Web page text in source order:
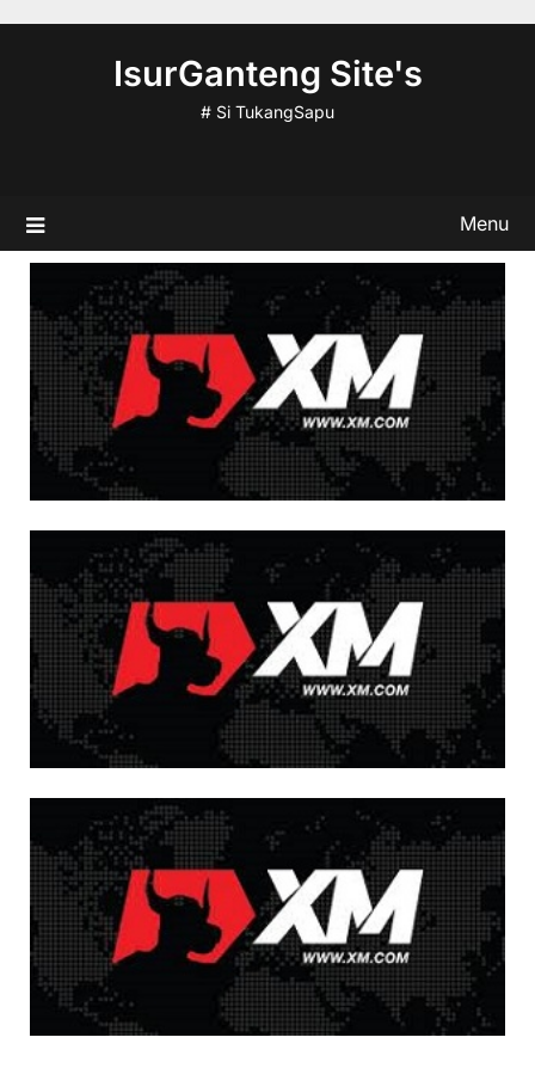
IsurGanteng Site's
# Si TukangSapu
Menu